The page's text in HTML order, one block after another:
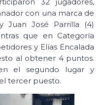
con una marca de
Juan José Parrilla (4)
que en Categoría
y Elías Encalada
al obtener 4 puntos.
el segundo lugar y
tercer puesto.